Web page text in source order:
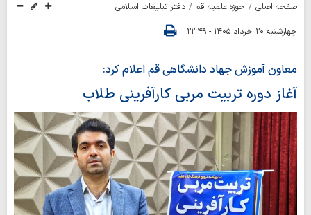
صفحه اصلی حوزه علمیه قم
دفتر تبلیغات اسلامی
چهارشنبه ۲۰ خرداد ۱۴۰۵ - ۲۲:۴۹
معاون آموزش جهاد دانشگاهی قم اعلام کرد:
آغاز دوره تربیت مربی کارآفرینی طلاب